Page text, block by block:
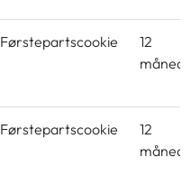
Førstepartscookie
12
Førstepartscookie
12